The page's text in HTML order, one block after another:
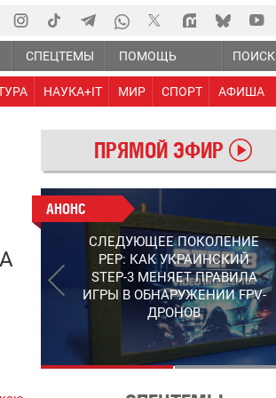
ПОИСК
СПЕЦТЕМЫ ПОМОЩЬ
НАУКА+IT МИР СПОРТ АФИША
ПРЯМОЙ ЭФИР
АНОНС
СЛЕДУЮЩЕЕ ПОКОЛЕНИЕ
PEP: КАК УКРАИНСКИЙ
STEP-3 МЕНЯЕТ ПРАВИЛА
ИГРЫ В ОБНАРУЖЕНИИ FPV-
ДРОНОВ
АНОНС
РАБОТАЮТ НА ПЕРЕДОВОЙ:
ПОДДЕРЖИТЕ ВОЕНКОРОВ
"5 КАНАЛА", КОТОРЫЕ
СНИМАЮТ НА САМЫХ
ГОРЯЧИХ НАПРАВЛЕНИЯХ
ФРОНТА